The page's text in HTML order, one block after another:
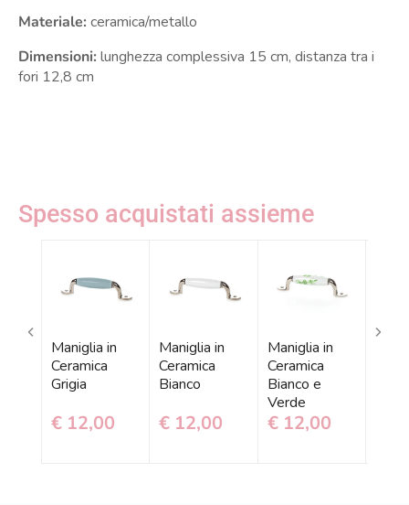
Materiale: ceramica/metallo
Dimensioni: lunghezza complessiva 15 cm, distanza tra i
fori 12,8 cm
Spesso acquistati assieme
Maniglia in
Ceramica
Grigia
€ 12,00
Maniglia in
Ceramica
Bianco
€ 12,00
Maniglia in
Ceramica
Bianco e
Verde
€ 12,00